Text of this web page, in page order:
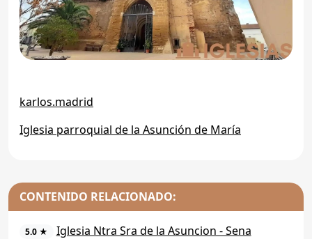
karlos.madrid
Iglesia parroquial de la Asunción de María
CONTENIDO RELACIONADO:
5.0 ★ Iglesia Ntra Sra de la Asuncion - Sena